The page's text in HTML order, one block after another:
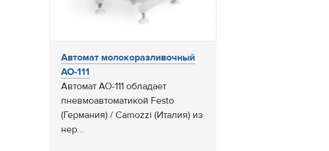
Автомат молокоразливочный
АО-111
Автомат АО-111 обладает
пневмоавтоматикой Festo
(Германия) / Camozzi (Италия) из
нер...